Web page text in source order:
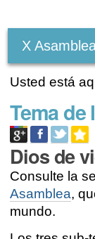
X
Usted está
Tema de
Dios de
Consulte la
Asamblea,
mundo.